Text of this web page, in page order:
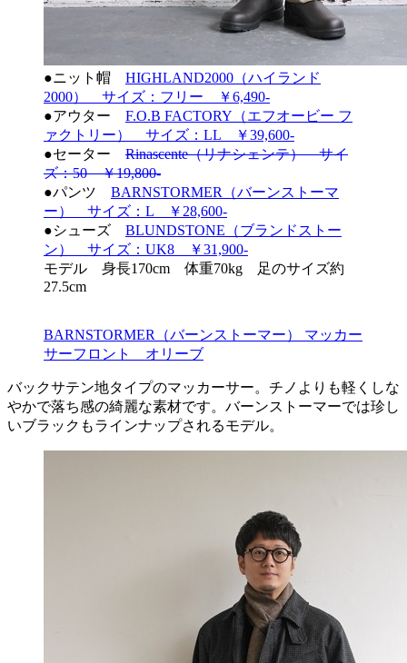
●ニット帽 HIGHLAND2000（ハイランド
2000） サイズ：フリー ￥6,490-
●アウター F.O.B FACTORY（エフオービー フ
ァクトリー） サイズ：LL ￥39,600-
●セーター Rinascente（リナシェンテ） サイ
ズ：50 ￥19,800-
●パンツ BARNSTORMER（バーンストーマ
ー） サイズ：L ￥28,600-
●シューズ BLUNDSTONE（ブランドストー
ン） サイズ：UK8 ￥31,900-
モデル 身長170cm 体重70kg 足のサイズ約
27.5cm
BARNSTORMER（バーンストーマー） マッカー
サーフロント オリーブ
バックサテン地タイプのマッカーサー。チノよりも軽くしな
やかで落ち感の綺麗な素材です。バーンストーマーでは珍し
いブラックもラインナップされるモデル。